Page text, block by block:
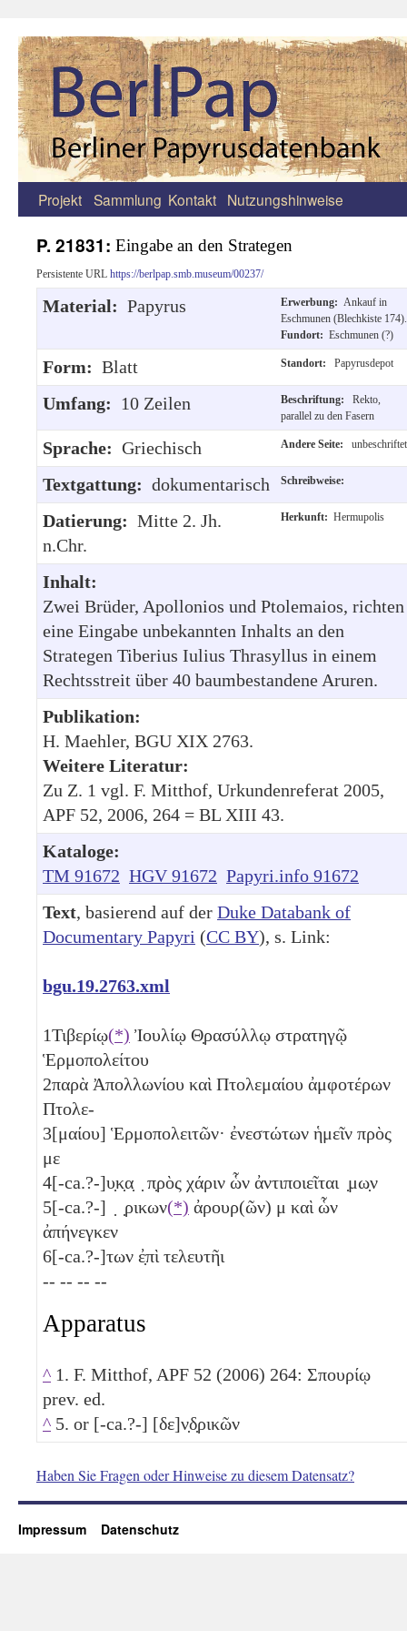
Zum
springen
Projekt Sammlung Kontakt Nutzungshinweise
P. 21831: Eingabe an den Strategen
Persistente URL https://berlpap.smb.museum/00237/
Material: Papyrus Erwerbung: Ankauf in
Eschmunen (Blechkiste 174).
Fundort: Eschmunen (?)
Form: Blatt Standort: Papyrusdepot
Umfang: 10 Zeilen Beschriftung:
Rekto,
parallel zu den Fasern
Sprache: Griechisch Andere Seite: unbeschriftet
Textgattung: dokumentarisch Schreibweise:
Datierung: Mitte 2. Jh.
n.Chr.
Herkunft: Hermupolis
Inhalt:
Zwei Brüder, Apollonios und Ptolemaios, richten
eine Eingabe unbekannten Inhalts an den
Strategen Tiberius Iulius Thrasyllus in einem
Rechtsstreit über 40 baumbestandene Aruren.
Publikation:
H. Maehler, BGU XIX 2763.
Weitere Literatur:
Zu Z. 1 vgl. F. Mitthof, Urkundenreferat 2005,
APF 52, 2006, 264 = BL XIII 43.
Kataloge:
TM 91672 HGV 91672 Papyri.info 91672
Text, basierend auf der Duke Databank of
Documentary Papyri (CC BY), s. Link:
bgu.19.2763.xml
1Τιβερίῳ(*) Ἰουλίῳ Θ̣ρασύλλῳ στρατηγῷ
Ἑρμοπολείτου
2παρὰ Ἀπολλωνίου καὶ Πτολεμαίου ἀμφοτέρων
Πτολε-
3[μαίου] Ἑρμοπολειτῶν· ἐνεστώτων ἡμεῖν πρὸς
με
4[-ca.?-]υ̣κ̣α̣ ̣ π̣ρὸς χάριν ὧν ἀντιποιεῖται ̣μω̣ν
5[-ca.?-] ̣ ̣ρικων(*) ἀρουρ(ῶν) μ καὶ ὧν
ἀπήνεγκεν
6[-ca.?-]των ἐ̣πὶ τελευτῆι
-- -- -- --
Apparatus
^ 1. F. Mitthof, APF 52 (2006) 264: Σπουρίῳ
prev. ed.
^ 5. or [-ca.?-] [δε]ν̣δ̣ρικῶν
Haben Sie Fragen oder Hinweise zu diesem Datensatz?
Impressum Datenschutz